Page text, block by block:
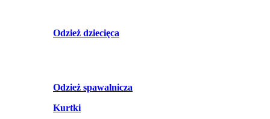
Odzież dziecięca
Odzież spawalnicza
Kurtki